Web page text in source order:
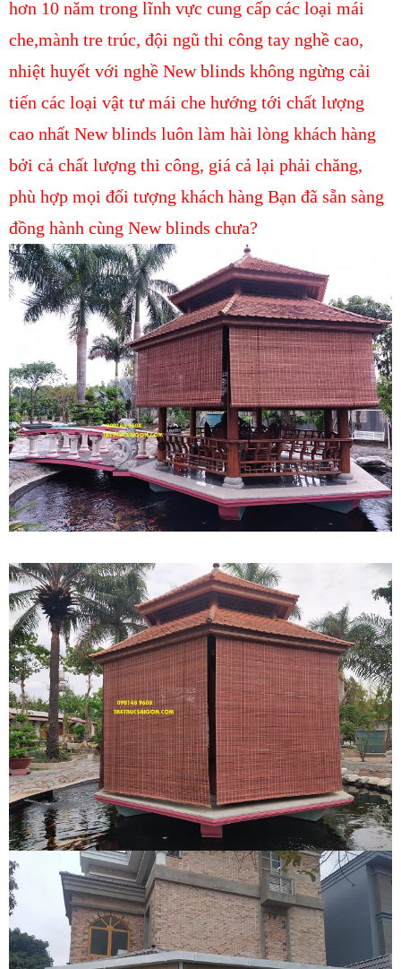
hơn 10 năm trong lĩnh vực cung cấp các loại mái
che,mành tre trúc, đội ngũ thi công tay nghề cao,
nhiệt huyết với nghề New blinds không ngừng cải
tiến các loại vật tư mái che hướng tới chất lượng
cao nhất New blinds luôn làm hài lòng khách hàng
bởi cả chất lượng thi công, giá cả lại phải chăng,
phù hợp mọi đối tượng khách hàng Bạn đã sẵn sàng
đồng hành cùng New blinds chưa?